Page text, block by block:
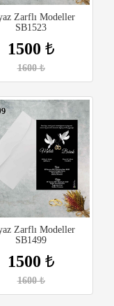
Zarflı Modeller
SB1523
1500 ₺
1600₺
Zarflı Modeller
SB1499
1500 ₺
1600₺